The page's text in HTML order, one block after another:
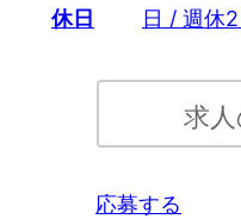
休日
日 / 週休2
求
応募する